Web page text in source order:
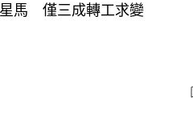
馬 僅三成轉工求變